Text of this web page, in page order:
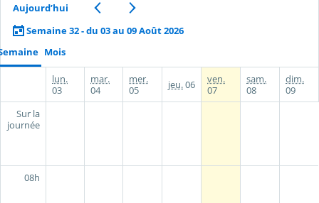
Aujourd’hui
Semaine 32 - du 03 au 09 Août 2026
Mois
lun.
03
mar.
04
mer.
05
jeu.06
ven.
07
sam.
08
dim.
09
Sur la
journée
08h